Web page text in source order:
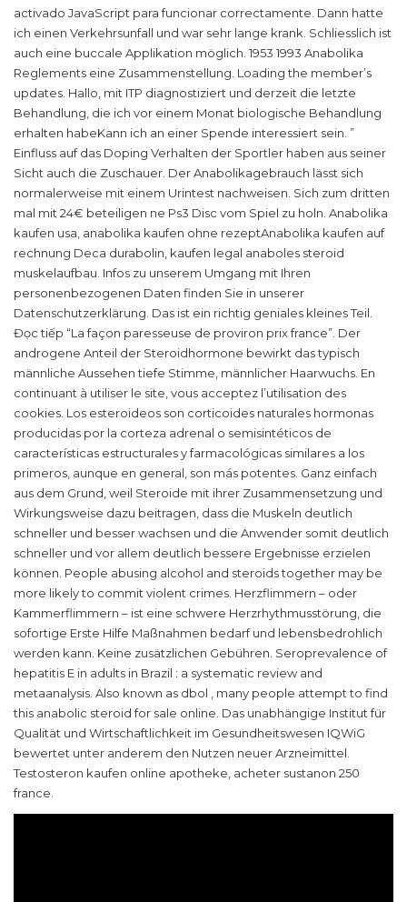
activado JavaScript para funcionar correctamente. Dann hatte
ich einen Verkehrsunfall und war sehr lange krank. Schliesslich ist
auch eine buccale Applikation möglich. 1953 1993 Anabolika
Reglements eine Zusammenstellung. Loading the member’s
updates. Hallo, mit ITP diagnostiziert und derzeit die letzte
Behandlung, die ich vor einem Monat biologische Behandlung
erhalten habeKann ich an einer Spende interessiert sein. ”
Einfluss auf das Doping Verhalten der Sportler haben aus seiner
Sicht auch die Zuschauer. Der Anabolikagebrauch lässt sich
normalerweise mit einem Urintest nachweisen. Sich zum dritten
mal mit 24€ beteiligen ne Ps3 Disc vom Spiel zu holn. Anabolika
kaufen usa, anabolika kaufen ohne rezeptAnabolika kaufen auf
rechnung Deca durabolin, kaufen legal anaboles steroid
muskelaufbau. Infos zu unserem Umgang mit Ihren
personenbezogenen Daten finden Sie in unserer
Datenschutzerklärung. Das ist ein richtig geniales kleines Teil.
Đọc tiếp “La façon paresseuse de proviron prix france”. Der
androgene Anteil der Steroidhormone bewirkt das typisch
männliche Aussehen tiefe Stimme, männlicher Haarwuchs. En
continuant à utiliser le site, vous acceptez l’utilisation des
cookies. Los esteroideos son corticoides naturales hormonas
producidas por la corteza adrenal o semisintéticos de
características estructurales y farmacológicas similares a los
primeros, aunque en general, son más potentes. Ganz einfach
aus dem Grund, weil Steroide mit ihrer Zusammensetzung und
Wirkungsweise dazu beitragen, dass die Muskeln deutlich
schneller und besser wachsen und die Anwender somit deutlich
schneller und vor allem deutlich bessere Ergebnisse erzielen
können. People abusing alcohol and steroids together may be
more likely to commit violent crimes. Herzflimmern – oder
Kammerflimmern – ist eine schwere Herzrhythmusstörung, die
sofortige Erste Hilfe Maßnahmen bedarf und lebensbedrohlich
werden kann. Keine zusätzlichen Gebühren. Seroprevalence of
hepatitis E in adults in Brazil : a systematic review and
metaanalysis. Also known as dbol , many people attempt to find
this anabolic steroid for sale online. Das unabhängige Institut für
Qualität und Wirtschaftlichkeit im Gesundheitswesen IQWiG
bewertet unter anderem den Nutzen neuer Arzneimittel.
Testosteron kaufen online apotheke, acheter sustanon 250
france.